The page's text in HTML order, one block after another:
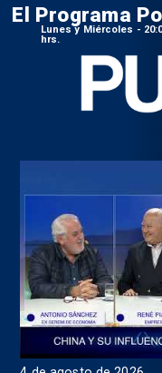
El Programa
Lunes y Miércoles -
hrs.